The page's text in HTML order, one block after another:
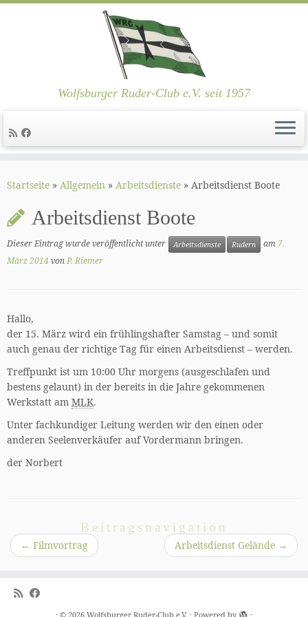
Inhalt
Wolfsburger Ruder-Club e.V. seit 1957
Startseite » Allgemein » Arbeitsdienste » Arbeitsdienst Boote
Arbeitsdienst Boote
Dieser Eintrag wurde veröffentlicht unter Arbeitsdienste Rudern am 7.
März 2014vonP. Riemer
Hallo,
der 15. März wird ein frühlingshafter Samstag – und somit
auch genau der richtige Tag für einen Arbeitsdienst – werden.
Treffpunkt ist um 10:00 Uhr morgens (ausgeschlafen und
bestens gelaunt) in der bereits in die Jahre gekommenen
Werkstatt am MLK.
Unter fachkundiger Leitung werden wir den einen oder
anderen Seelenverkäufer auf Vordermann bringen.
der Norbert
Beitragsnavigation
← Filmvortrag Arbeitsdienst Gelände →
· © 2026 Wolfsburger Ruder-Club e.V. · Powered by ·